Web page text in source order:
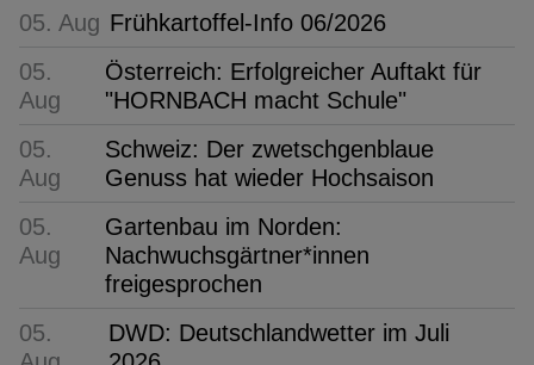
05. Aug Frühkartoffel-Info 06/2026
05.
Aug
Österreich: Erfolgreicher Auftakt für
"HORNBACH macht Schule"
05.
Aug
Schweiz: Der zwetschgenblaue
Genuss hat wieder Hochsaison
05.
Aug
Gartenbau im Norden:
Nachwuchsgärtner*innen
freigesprochen
05.
DWD: Deutschlandwetter im Juli